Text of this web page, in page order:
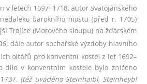
v letech 1697–1718, autor Svatojánského
barokního mostu (před r. 1705)
Trojice (Morového sloupu) na žďárském
dále autor sochařské výzdoby hlavního
oltářů pro konventní kostel z let 1692–
dílo v konventním kostele bylo zničeno
. (též uváděno Steinhaibl, Steinheybl